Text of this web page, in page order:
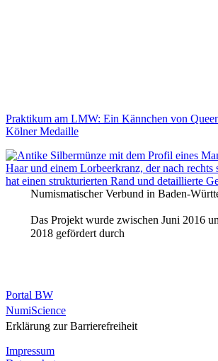
Praktikum am LMW: Ein Kännchen von
Kölner Medaille
Numismatischer Verbund in Baden-
Das Projekt wurde zwischen Juni 2016
2018 gefördert durch
Portal BW
NumiScience
Erklärung zur Barrierefreiheit
Impressum